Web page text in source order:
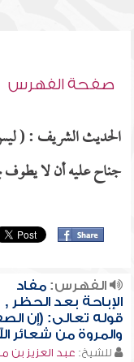
صفحة الفهرس
الحديث الشريف : (
جناح عليه أن لا يطوف
الفهرس:مفاد
الإباحة بعد الحظر ,
قوله تعالى: (إن
والمروة من شعائر
للشيخ: عبد العزيز بن